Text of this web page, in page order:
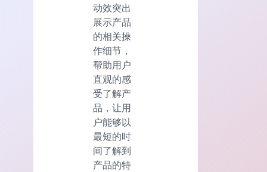
动效突出
展示产品
的相关操
作细节，
帮助用户
直观的感
受了解产
品，让用
户能够以
最短的时
间了解到
产品的特